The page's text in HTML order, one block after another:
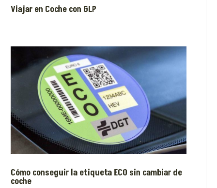
Viajar en Coche con GLP
Cómo conseguir la etiqueta ECO sin cambiar de
coche